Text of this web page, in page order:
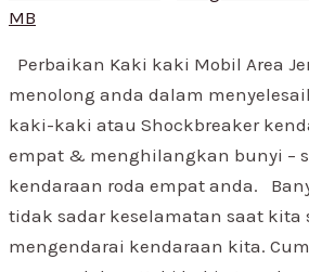
MB
Perbaikan Kaki kaki Mobil Area
menolong anda dalam
kaki-kaki atau Shockbreaker
empat & menghilangkan bunyi –
kendaraan roda empat anda.
tidak sadar keselamatan saat kita
mengendarai kendaraan kita.